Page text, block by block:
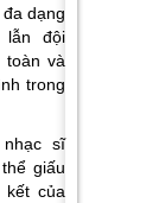
dạng
lẫn đội
và
trong
sĩ
giấu
của